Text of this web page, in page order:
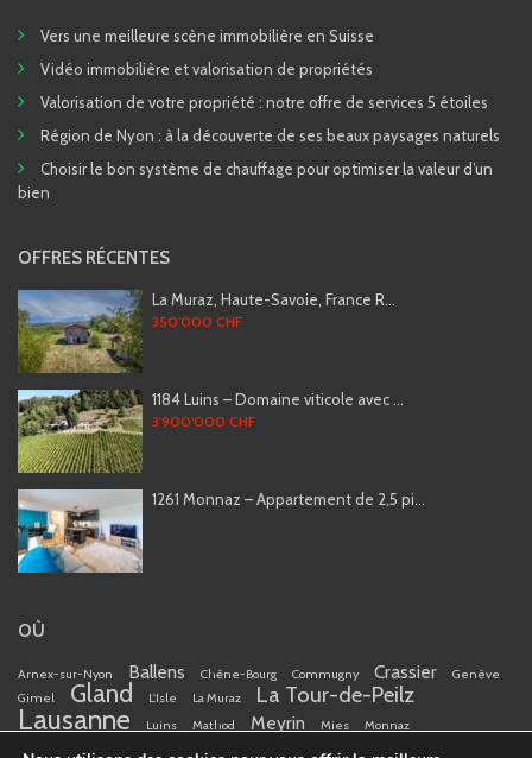
Vers une meilleure scène immobilière en Suisse
Vidéo immobilière et valorisation de propriétés
Valorisation de votre propriété : notre offre de services 5 étoiles
Région de Nyon : à la découverte de ses beaux paysages naturels
Choisir le bon système de chauffage pour optimiser la valeur d’un
bien
OFFRES RÉCENTES
La Muraz, Haute-Savoie, France R...
350'000 CHF
1184 Luins – Domaine viticole avec ...
3'900'000 CHF
1261 Monnaz – Appartement de 2,5 pi...
OÙ
Arnex-sur-Nyon Ballens Chêne-Bourg Commugny Crassier
Genève
Gimel
Gland L'Isle La Muraz La Tour-de-Peilz
Lausanne Luins Mathod Meyrin Mies Monnaz